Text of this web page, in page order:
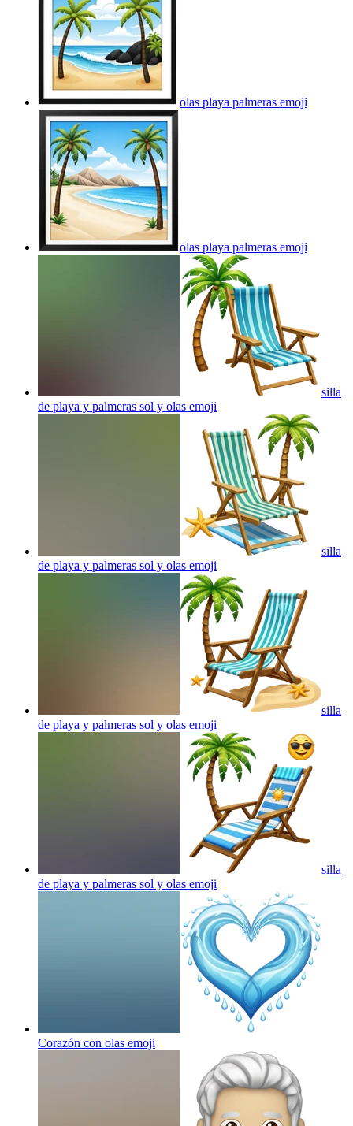
olas playa palmeras emoji
olas playa palmeras emoji
silla
de playa y palmeras sol y olas emoji
silla
de playa y palmeras sol y olas emoji
silla
de playa y palmeras sol y olas emoji
silla
de playa y palmeras sol y olas emoji
Corazón con olas emoji